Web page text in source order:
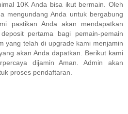
10K Anda bisa ikut bermain. Oleh
mengundang Anda untuk bergabung
pastikan Anda akan mendapatkan
pertama bagi pemain-pemain
yang telah di upgrade kami menjamin
akan Anda dapatkan. Berikut kami
dijamin Aman. Admin akan
proses pendaftaran.